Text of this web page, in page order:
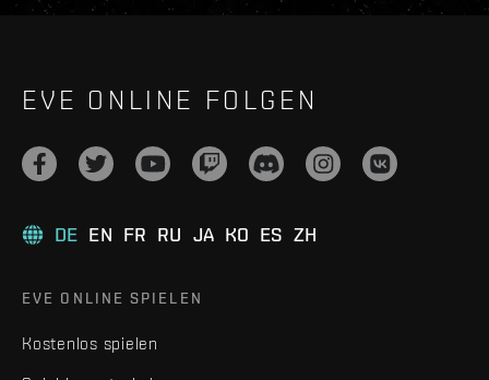
EVE ONLINE FOLGEN
DE EN FR RU JA KO ES ZH
EVE ONLINE SPIELEN
Kostenlos spielen